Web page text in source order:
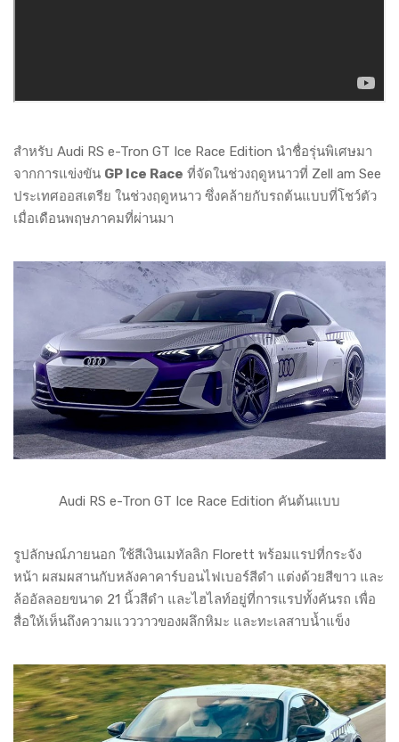
สำหรับ Audi RS e-Tron GT Ice Race Edition นำชื่อรุ่นพิเศษมา
จากการแข่งขัน GP Ice Race ที่จัดในช่วงฤดูหนาวที่ Zell am See
ประเทศออสเตรีย ในช่วงฤดูหนาว ซึ่งคล้ายกับรถต้นแบบที่โชว์ตัว
เมื่อเดือนพฤษภาคมที่ผ่านมา
Audi RS e-Tron GT Ice Race Edition คันต้นแบบ
รูปลักษณ์ภายนอก ใช้สีเงินเมทัลลิก Florett พร้อมแรปที่กระจัง
หน้า ผสมผสานกับหลังคาคาร์บอนไฟเบอร์สีดำ แต่งด้วยสีขาว และ
ล้ออัลลอยขนาด 21 นิ้วสีดำ และไฮไลท์อยู่ที่การแรปทั้งคันรถ เพื่อ
สื่อให้เห็นถึงความแวววาวของผลึกหิมะ และทะเลสาบน้ำแข็ง